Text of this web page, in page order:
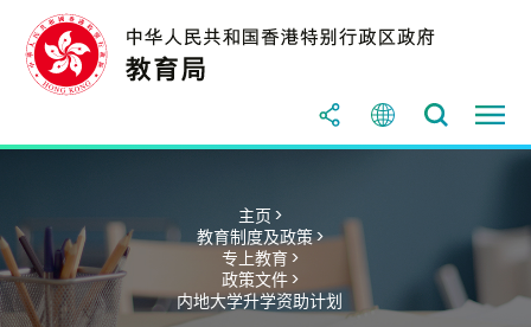
主页 >
教育制度及政策 >
专上教育 >
政策文件 >
内地大学升学资助计划